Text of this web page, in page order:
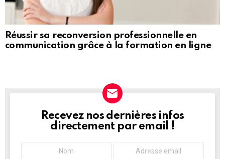
Réussir sa reconversion professionnelle en
communication grâce à la formation en ligne
NEWSLETTER
Recevez nos dernières infos
directement par email !